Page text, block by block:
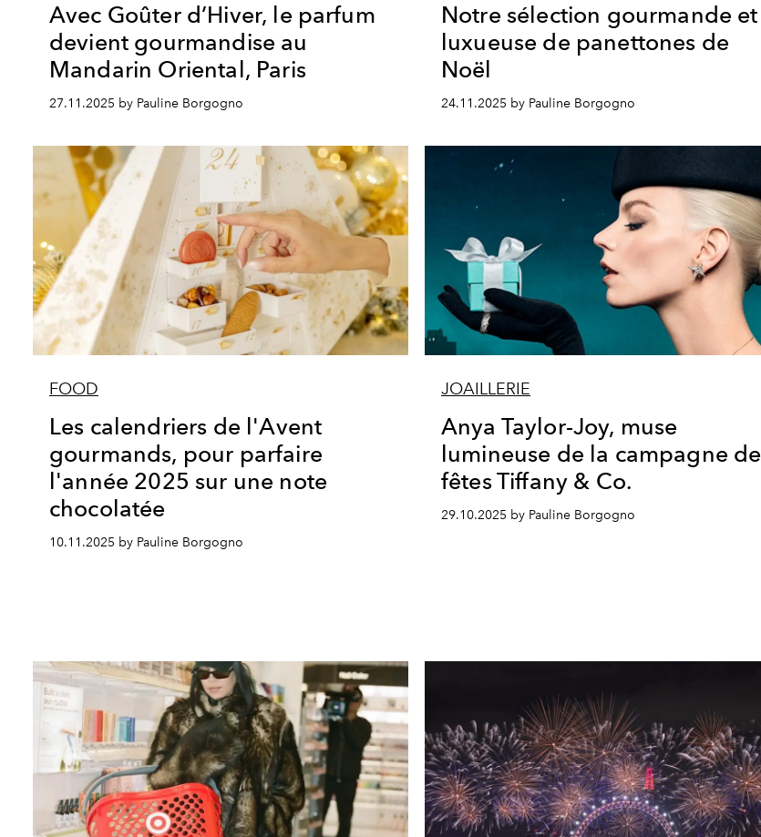
Avec Goûter d’Hiver, le parfum
devient gourmandise au
Mandarin Oriental, Paris
27.11.2025 by Pauline Borgogno
Notre sélection gourmande et
luxueuse de panettones de
Noël
24.11.2025 by Pauline Borgogno
FOOD
Les calendriers de l'Avent
gourmands, pour parfaire
l'année 2025 sur une note
chocolatée
10.11.2025 by Pauline Borgogno
JOAILLERIE
Anya Taylor-Joy, muse
lumineuse de la campagne de
fêtes Tiffany & Co.
29.10.2025 by Pauline Borgogno